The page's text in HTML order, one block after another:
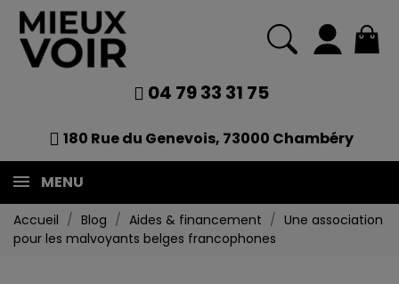
04 79 33 31 75
180 Rue du Genevois, 73000 Chambéry
MENU
Accueil Blog Aides & financement
Une association
pour les malvoyants belges francophones